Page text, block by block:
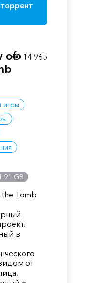
of
игры
GB
the Tomb
в
от
14 965